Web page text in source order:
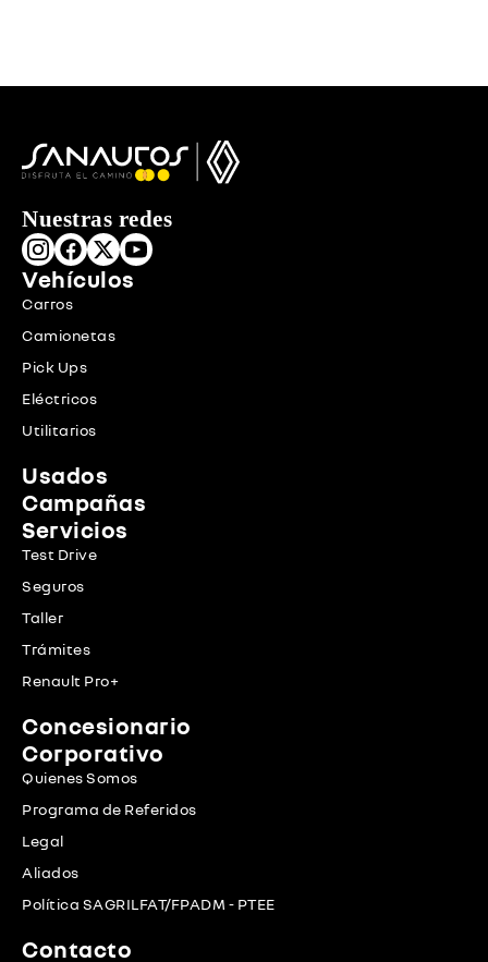
Nuestras redes
Vehículos
Carros
Camionetas
Pick Ups
Eléctricos
Utilitarios
Usados
Campañas
Servicios
Test Drive
Seguros
Taller
Trámites
Renault Pro+
Concesionario
Corporativo
Quienes Somos
Programa de Referidos
Legal
Aliados
Política SAGRILFAT/FPADM - PTEE
Contacto